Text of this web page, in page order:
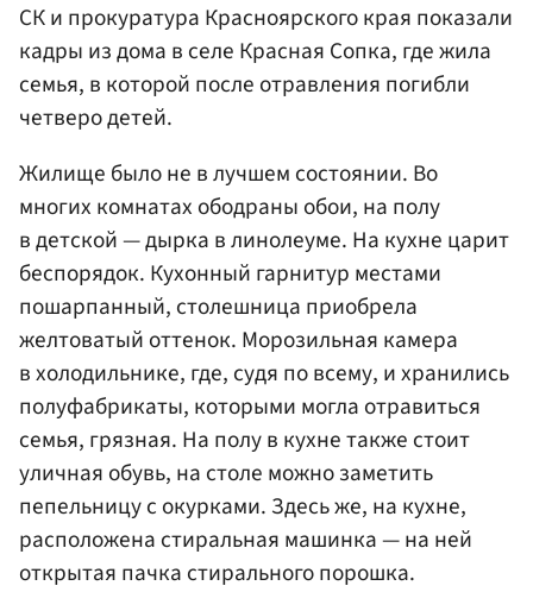
СК и прокуратура Красноярского края показали
кадры из дома в селе Красная Сопка, где жила
семья, в которой после отравления погибли
четверо детей.
Жилище было не в лучшем состоянии. Во
многих комнатах ободраны обои, на полу
в детской — дырка в линолеуме. На кухне царит
беспорядок. Кухонный гарнитур местами
пошарпанный, столешница приобрела
желтоватый оттенок. Морозильная камера
в холодильнике, где, судя по всему, и хранились
полуфабрикаты, которыми могла отравиться
семья, грязная. На полу в кухне также стоит
уличная обувь, на столе можно заметить
пепельницу с окурками. Здесь же, на кухне,
расположена стиральная машинка — на ней
открытая пачка стирального порошка.